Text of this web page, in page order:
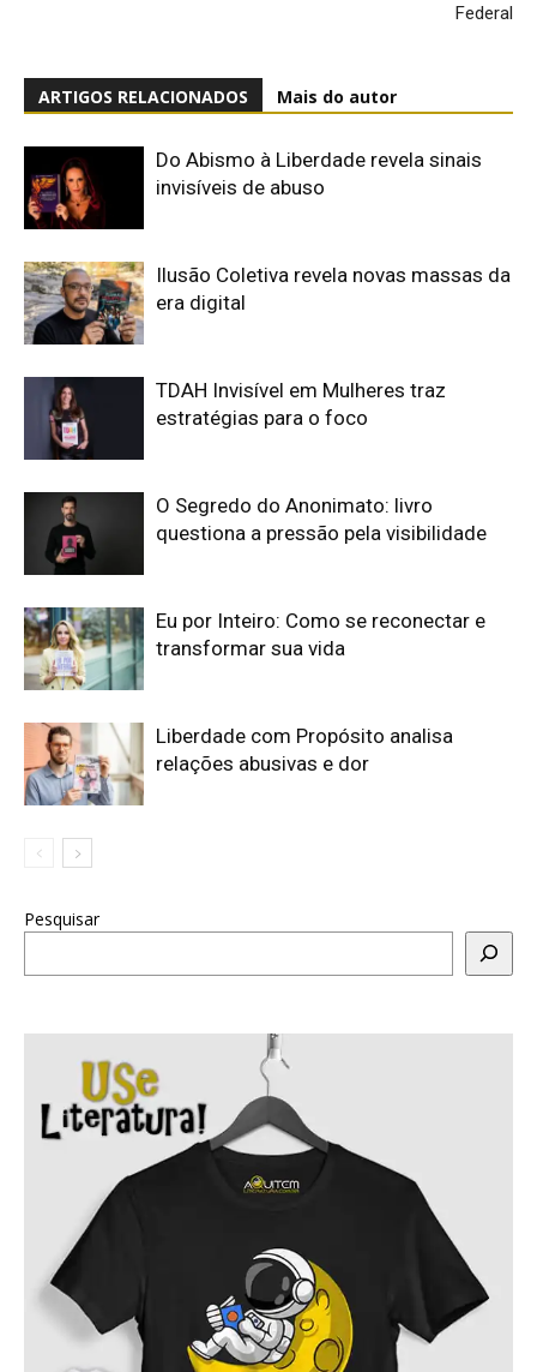
Federal
ARTIGOS RELACIONADOS Mais do autor
Do Abismo à Liberdade revela sinais
invisíveis de abuso
Ilusão Coletiva revela novas massas da
era digital
TDAH Invisível em Mulheres traz
estratégias para o foco
O Segredo do Anonimato: livro
questiona a pressão pela visibilidade
Eu por Inteiro: Como se reconectar e
transformar sua vida
Liberdade com Propósito analisa
relações abusivas e dor
Pesquisar